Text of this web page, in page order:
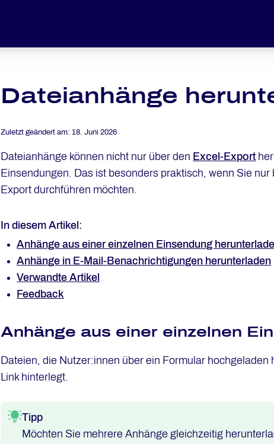
Dateianhänge
Zuletzt geändert am:18. Juni 2026
Dateianhänge können nicht nur über den Excel-Export
Einsendungen. Das ist besonders praktisch, wenn Sie
Export durchführen möchten.
In diesem Artikel:
Anhänge aus einer einzelnen Einsendung
Anhänge in E-Mail-Benachrichtigungen herunterladen
Verwandte Artikel
Feedback
Anhänge aus einer einzelnen
Dateien, die Nutzer:innen über ein Formular
Link hinterlegt.
Tipp
Möchten Sie mehrere Anhänge gleichzeitig